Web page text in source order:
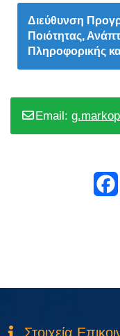
Διεύθυνση
Ποιότητας,
Πληροφορικής
Email:
Στοιχεία